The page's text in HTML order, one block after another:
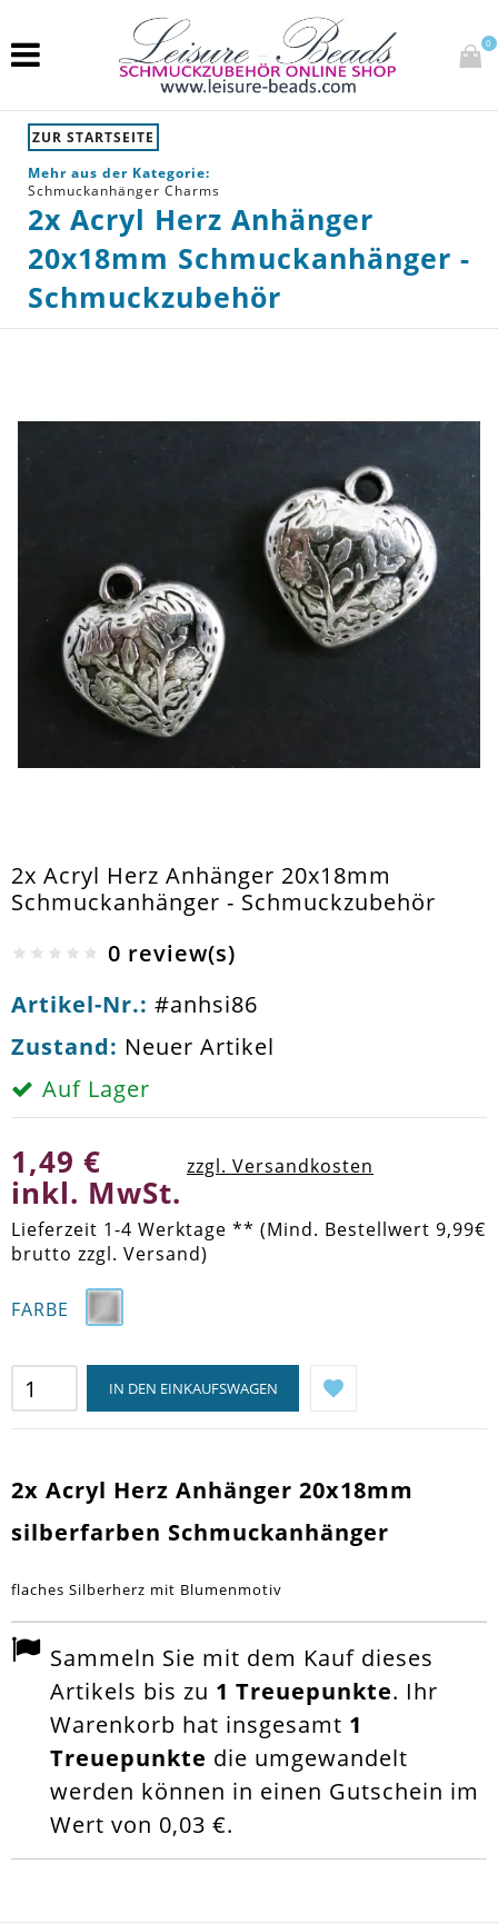
0
ZUR STARTSEITE
Mehr aus der Kategorie:
Schmuckanhänger Charms
2x Acryl Herz Anhänger
20x18mm Schmuckanhänger -
Schmuckzubehör
2x Acryl Herz Anhänger 20x18mm
Schmuckanhänger - Schmuckzubehör
0 review(s)
Artikel-Nr.: #anhsi86
Zustand: Neuer Artikel
Auf Lager
1,49 €
inkl. MwSt.
zzgl. Versandkosten
Lieferzeit 1-4 Werktage ** (Mind. Bestellwert 9,99€
brutto zzgl. Versand)
FARBE
IN DEN EINKAUFSWAGEN
2x Acryl Herz Anhänger 20x18mm
silberfarben Schmuckanhänger
flaches Silberherz mit Blumenmotiv
Sammeln Sie mit dem Kauf dieses
Artikels bis zu 1 Treuepunkte. Ihr
Warenkorb hat insgesamt 1
Treuepunkte die umgewandelt
werden können in einen Gutschein im
Wert von 0,03 €.